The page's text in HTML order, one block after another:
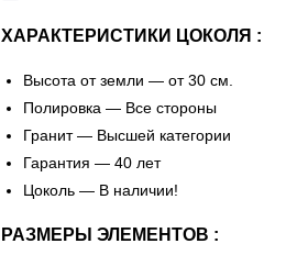
ХАРАКТЕРИСТИКИ ЦОКОЛЯ :
Высота от земли — от 30 см.
Полировка — Все стороны
Гранит — Высшей категории
Гарантия — 40 лет
Цоколь — В наличии!
РАЗМЕРЫ ЭЛЕМЕНТОВ :